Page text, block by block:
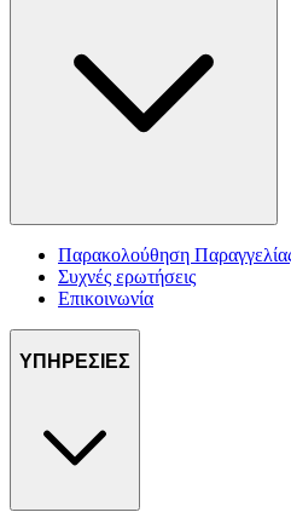
Παρακολούθηση
Συχνές ερωτήσεις
Επικοινωνία
ΥΠΗΡΕΣΙΕΣ